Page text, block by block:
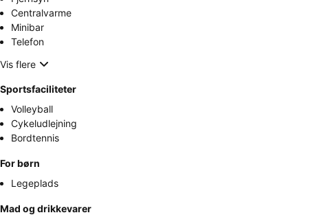
Centralvarme
Minibar
Telefon
Vis flere
Sportsfaciliteter
Volleyball
Cykeludlejning
Bordtennis
For børn
Legeplads
Mad og drikkevarer